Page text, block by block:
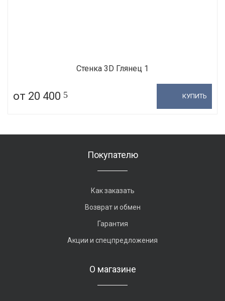
Стенка 3D Глянец 1
от 20 400 5 КУПИТЬ
Покупателю
Как заказать
Возврат и обмен
Гарантия
Акции и спецпредложения
О магазине